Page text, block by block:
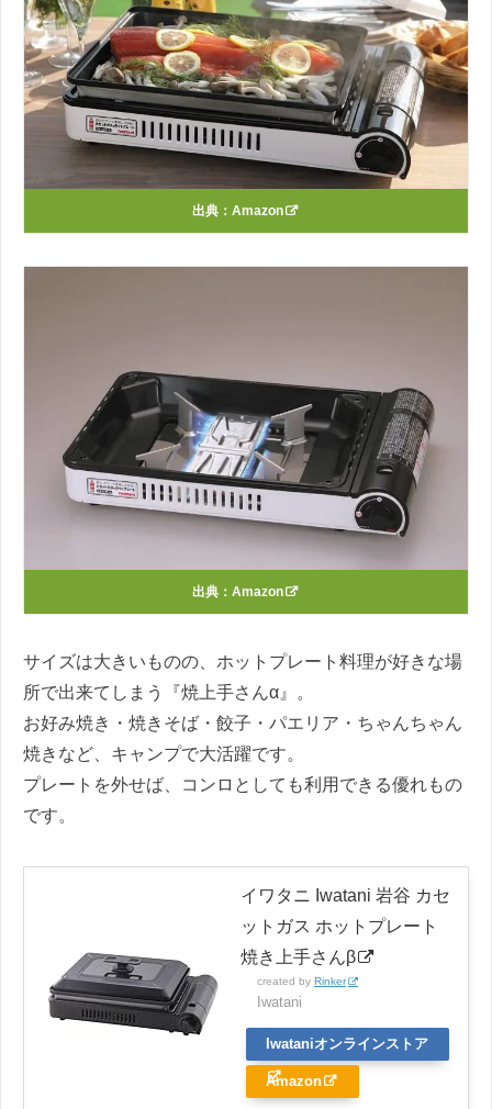
出典： Amazon
出典： Amazon
サイズは大きいものの、ホットプレート料理が好きな場
所で出来てしまう『焼上手さんα』。
お好み焼き・焼きそば・餃子・パエリア・ちゃんちゃん
焼きなど、キャンプで大活躍です。
プレートを外せば、コンロとしても利用できる優れもの
です。
イワタニ Iwatani 岩谷 カセ
ットガス ホットプレート
焼き上手さんβ
created by Rinker
Iwatani
Iwataniオンラインストア
Amazon